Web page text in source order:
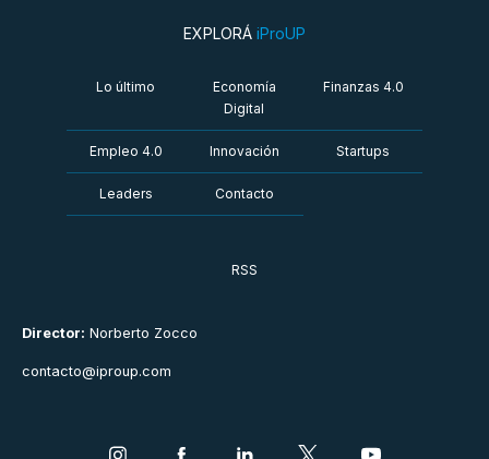
Director: Norberto Zocco
contacto@iproup.com
EXPLORÁ iProUP
Lo último
Economía
Digital
Finanzas 4.0
Empleo 4.0 Innovación Startups
Leaders Contacto
RSS